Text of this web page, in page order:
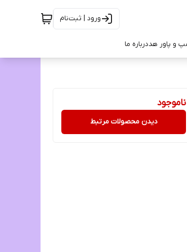
ورود | ثبت‌نام
و پاور هددرباره ما
ناموجود
دیدن محصولات مرتبط